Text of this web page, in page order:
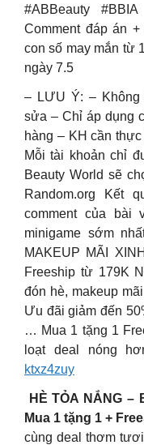
#ABBeauty
Comment đáp án
con số may mắn từ
ngày 7.5
– LƯU Ý: – Không
sửa – Chỉ áp dụng
hàng – KH cần
Mỗi tài khoản chỉ
Beauty World sẽ
Random.org Kết
comment của bài
minigame sớm
MAKEUP MÃI
Freeship từ 179K
đón hè, makeup
Ưu đãi giảm đến
… Mua 1 tặng 1
loạt deal nóng
ktxz4zuy
HÈ TỎA NẮNG –
Mua 1 tặng 1 +
cùng deal thơm